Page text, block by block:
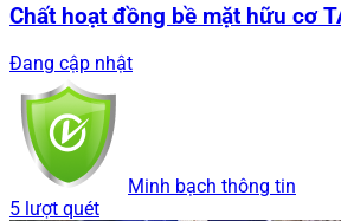
Chất hoạt đồng bề mặt hữu cơ
Đang cập nhật
Minh bạch thông tin
5 lượt quét